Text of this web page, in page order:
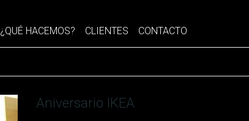
¿QUÉ HACEMOS? CLIENTES CONTACTO
Aniversario IKEA